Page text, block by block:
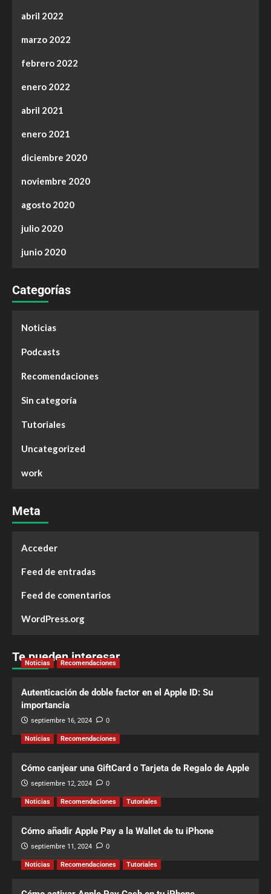
abril 2022
marzo 2022
febrero 2022
enero 2022
abril 2021
enero 2021
diciembre 2020
noviembre 2020
agosto 2020
julio 2020
junio 2020
Categorías
Noticias
Podcasts
Recomendaciones
Sin categoría
Tutoriales
Uncategorized
work
Meta
Acceder
Feed de entradas
Feed de comentarios
WordPress.org
Te pueden interesar
Noticias Recomendaciones
Autenticación de doble factor en el Apple ID: Su
importancia
septiembre 16, 2024 0
Noticias Recomendaciones
Cómo canjear una GiftCard o Tarjeta de Regalo de Apple
septiembre 12, 2024 0
Noticias Recomendaciones Tutoriales
Cómo añadir Apple Pay a la Wallet de tu iPhone
septiembre 11, 2024 0
Noticias Recomendaciones Tutoriales